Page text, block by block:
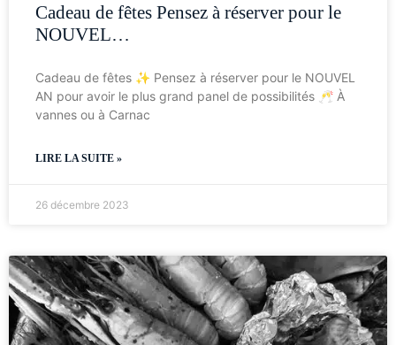
Cadeau de fêtes Pensez à réserver pour le
NOUVEL…
Cadeau de fêtes ✨ Pensez à réserver pour le NOUVEL
AN pour avoir le plus grand panel de possibilités 🥂 À
vannes ou à Carnac
LIRE LA SUITE »
26 décembre 2023